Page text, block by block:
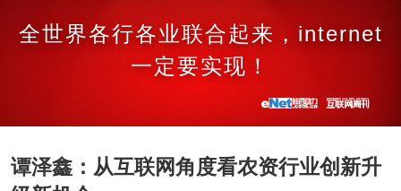
全世界各行各业联合起来，internet
一定要实现！
谭泽鑫：从互联网角度看农资行业创新升